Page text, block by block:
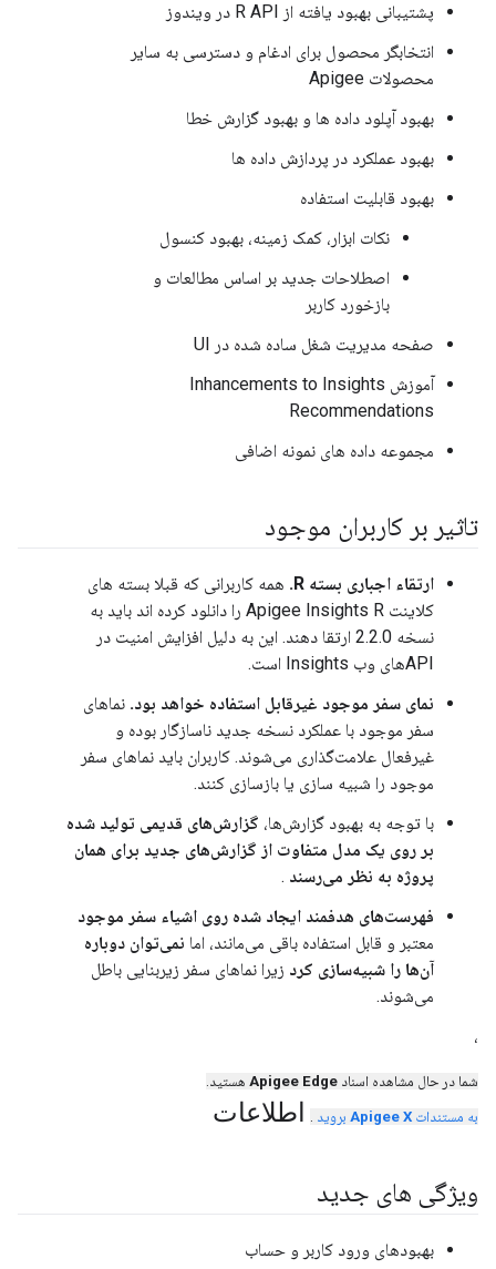
پشتیبانی بهبود یافته از R API در ویندوز
انتخابگر محصول برای ادغام و دسترسی به سایر
محصولات Apigee
بهبود آپلود داده ها و بهبود گزارش خطا
بهبود عملکرد در پردازش داده ها
بهبود قابلیت استفاده
نکات ابزار، کمک زمینه، بهبود کنسول
اصطلاحات جدید بر اساس مطالعات و
بازخورد کاربر
صفحه مدیریت شغل ساده شده در UI
آموزش Inhancements to Insights
Recommendations
مجموعه داده های نمونه اضافی
تاثیر بر کاربران موجود
ارتقاء اجباری بسته R.
همه کاربرانی که قبلا بسته های
کلاینت Apigee Insights R را دانلود کرده اند باید به
نسخه 2.2.0 ارتقا دهند. این به دلیل افزایش امنیت در
APIهای وب Insights است.
نمای سفر موجود غیرقابل استفاده خواهد بود. نماهای
سفر موجود با عملکرد نسخه جدید ناسازگار بوده و
غیرفعال علامت‌گذاری می‌شوند. کاربران باید نماهای سفر
موجود را شبیه سازی یا بازسازی کنند.
با توجه به بهبود گزارش‌ها، گزارش‌های قدیمی تولید شده
بر روی یک مدل متفاوت از گزارش‌های جدید برای همان
پروژه به نظر می‌رسند .
فهرست‌های هدفمند ایجاد شده روی اشیاء سفر موجود
معتبر و قابل استفاده باقی می‌مانند، اما نمی‌توان دوباره
آن‌ها را شبیه‌سازی کرد زیرا نماهای سفر زیربنایی باطل
می‌شوند.
،
شما در حال مشاهده اسناد Apigee Edge هستید.
به مستندات Apigee X بروید . اطلاعات
ویژگی های جدید
بهبودهای ورود کاربر و حساب